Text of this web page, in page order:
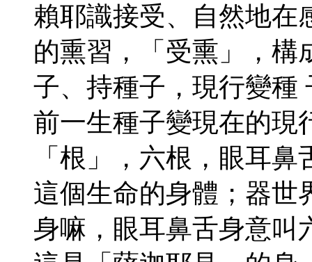
賴耶識接受、自然地在
的熏習，「受熏」，構
子、持種子，現行變種
前一生種子變現在的現
「根」，六根，眼耳
這個生命的身體；器世
身嘛，眼耳鼻舌身意叫